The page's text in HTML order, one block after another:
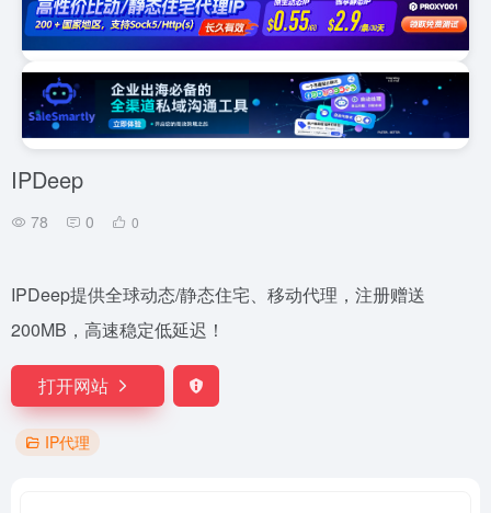
IPDeep
78 0 0
IPDeep提供全球动态/静态住宅、移动代理，注册赠送
200MB，高速稳定低延迟！
打开网站
IP代理